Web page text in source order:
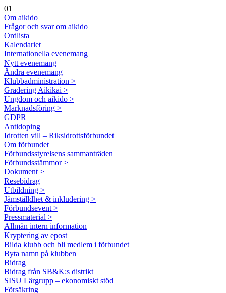
01
Om aikido
Frågor och svar om aikido
Ordlista
Kalendariet
Internationella evenemang
Nytt evenemang
Ändra evenemang
Klubbadministration >
Gradering Aikikai >
Ungdom och aikido >
Marknadsföring >
GDPR
Antidoping
Idrotten vill – Riksidrottsförbundet
Om förbundet
Förbundsstyrelsens sammanträden
Förbundsstämmor >
Dokument >
Resebidrag
Utbildning >
Jämställdhet & inkludering >
Förbundsevent >
Pressmaterial >
Allmän intern information
Kryptering av epost
Bilda klubb och bli medlem i förbundet
Byta namn på klubben
Bidrag
Bidrag från SB&K:s distrikt
SISU Lärgrupp – ekonomiskt stöd
Försäkring